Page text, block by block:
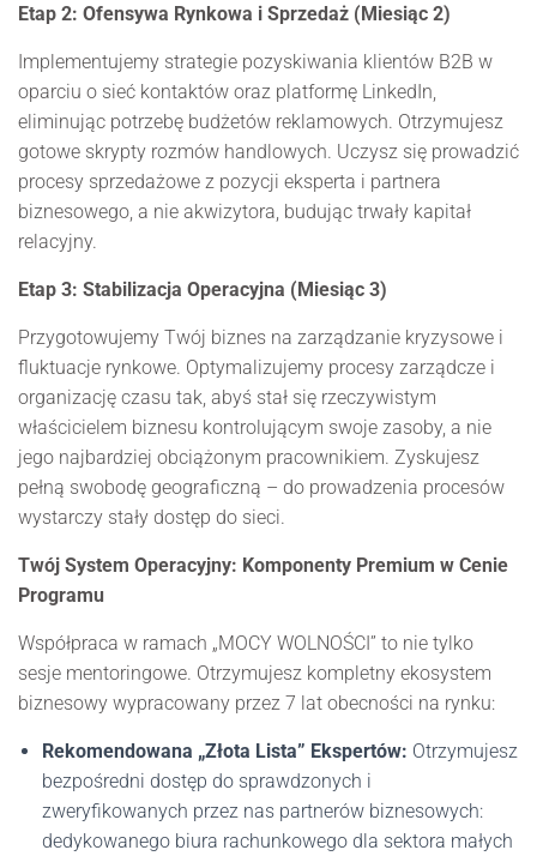
Etap 2: Ofensywa Rynkowa i Sprzedaż (Miesiąc 2)
Implementujemy strategie pozyskiwania klientów B2B w
oparciu o sieć kontaktów oraz platformę LinkedIn,
eliminując potrzebę budżetów reklamowych. Otrzymujesz
gotowe skrypty rozmów handlowych. Uczysz się prowadzić
procesy sprzedażowe z pozycji eksperta i partnera
biznesowego, a nie akwizytora, budując trwały kapitał
relacyjny.
Etap 3: Stabilizacja Operacyjna (Miesiąc 3)
Przygotowujemy Twój biznes na zarządzanie kryzysowe i
fluktuacje rynkowe. Optymalizujemy procesy zarządcze i
organizację czasu tak, abyś stał się rzeczywistym
właścicielem biznesu kontrolującym swoje zasoby, a nie
jego najbardziej obciążonym pracownikiem. Zyskujesz
pełną swobodę geograficzną – do prowadzenia procesów
wystarczy stały dostęp do sieci.
Twój System Operacyjny: Komponenty Premium w Cenie
Programu
Współpraca w ramach „MOCY WOLNOŚCI” to nie tylko
sesje mentoringowe. Otrzymujesz kompletny ekosystem
biznesowy wypracowany przez 7 lat obecności na rynku:
Rekomendowana „Złota Lista” Ekspertów: Otrzymujesz
bezpośredni dostęp do sprawdzonych i
zweryfikowanych przez nas partnerów biznesowych:
dedykowanego biura rachunkowego dla sektora małych